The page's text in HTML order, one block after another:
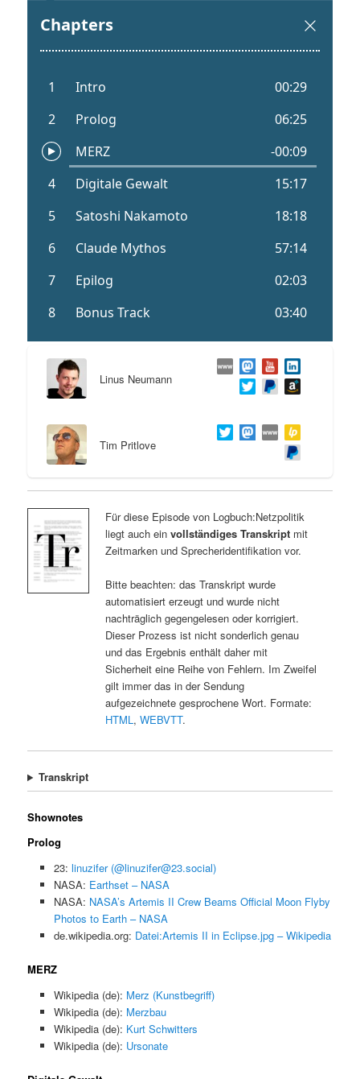
Linus Neumann
Tim Pritlove
Für diese Episode von Logbuch:Netzpolitik
liegt auch ein vollständiges Transkriptmit
Zeitmarken und Sprecheridentifikation vor.
Bitte beachten: das Transkript wurde
automatisiert erzeugt und wurde nicht
nachträglich gegengelesen oder korrigiert.
Dieser Prozess ist nicht sonderlich genau
und das Ergebnis enthält daher mit
Sicherheit eine Reihe von Fehlern. Im Zweifel
gilt immer das in der Sendung
aufgezeichnete gesprochene Wort. Formate:
HTML, WEBVTT.
Transkript
Shownotes
Prolog
23: linuzifer (@linuzifer@23.social)
NASA: Earthset – NASA
NASA: NASA’s Artemis II Crew Beams Official Moon Flyby
Photos to Earth – NASA
de.wikipedia.org: Datei:Artemis II in Eclipse.jpg – Wikipedia
MERZ
Wikipedia (de): Merz (Kunstbegriff)
Wikipedia (de): Merzbau
Wikipedia (de): Kurt Schwitters
Wikipedia (de): Ursonate